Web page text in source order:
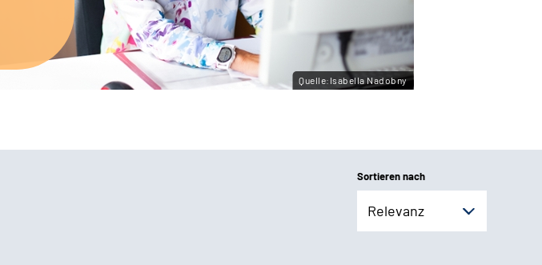
Quelle:Isabella Nadobny
Sortieren nach
Relevanz